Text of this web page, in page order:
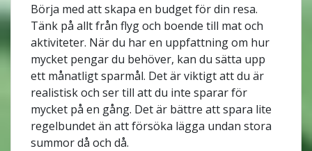
Börja med att skapa en budget för din resa.
Tänk på allt från flyg och boende till mat och
aktiviteter. När du har en uppfattning om hur
mycket pengar du behöver, kan du sätta upp
ett månatligt sparmål. Det är viktigt att du är
realistisk och ser till att du inte sparar för
mycket på en gång. Det är bättre att spara lite
regelbundet än att försöka lägga undan stora
summor då och då.